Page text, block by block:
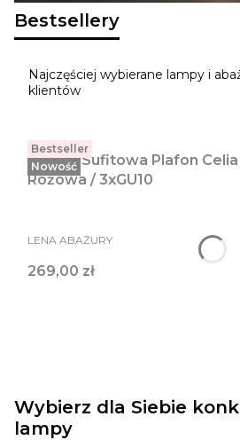
Bestsellery
Najczęściej wybierane lampy i
klientów
Bestseller
Nowość
Lampa Sufitowa Plafon
Różowa / 3xGU10
PRODUCENT
LENA ABAŻURY
Cena
269,00 zł
Wybierz dla Siebie
lampy